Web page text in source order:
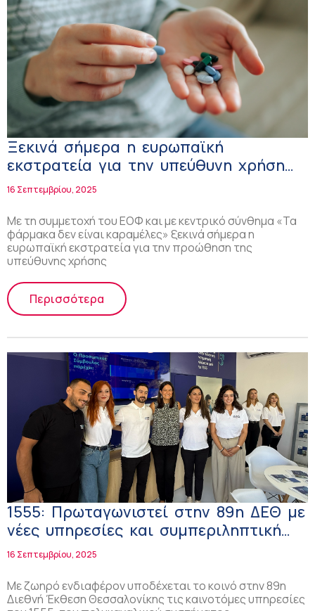
Ξεκινά σήμερα η ευρωπαϊκή
εκστρατεία για την υπεύθυνη χρήση
των μη συνταγογραφούμενων
φαρμάκων
16 Σεπτεμβρίου, 2025
Με τη συμμετοχή του ΕΟΦ και με κεντρικό σύνθημα «Τα
φάρμακα δεν είναι καραμέλες» ξεκινά σήμερα η
ευρωπαϊκή εκστρατεία για την προώθηση της
υπεύθυνης χρήσης
Περισσότερα
1555: Πρωταγωνιστεί στην 89η ΔΕΘ με
νέες υπηρεσίες και συμπεριληπτική
εξυπηρέτηση
16 Σεπτεμβρίου, 2025
Με ζωηρό ενδιαφέρον υποδέχεται το κοινό στην 89η
Διεθνή Έκθεση Θεσσαλονίκης τις καινοτόμες υπηρεσίες